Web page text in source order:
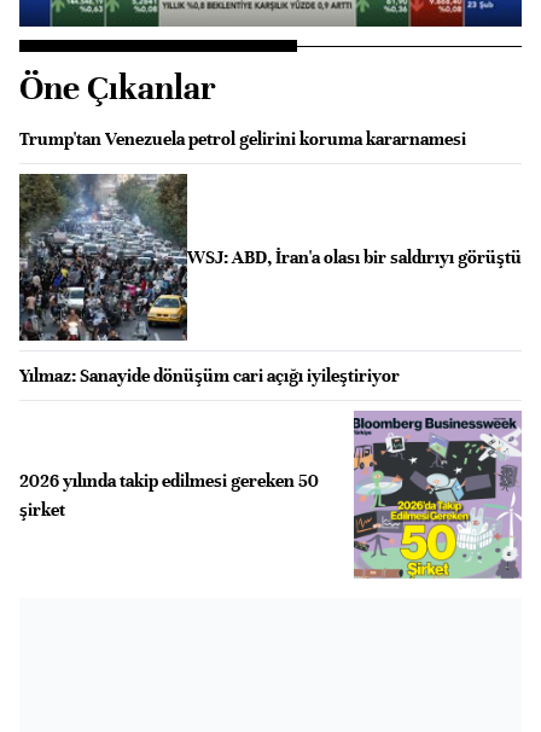
Öne Çıkanlar
Trump'tan Venezuela petrol gelirini koruma kararnamesi
WSJ: ABD, İran'a olası bir saldırıyı görüştü
Yılmaz: Sanayide dönüşüm cari açığı iyileştiriyor
2026 yılında takip edilmesi gereken 50
şirket